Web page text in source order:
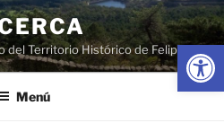
Abrir
del Territorio Histórico de Felipe II
Menú